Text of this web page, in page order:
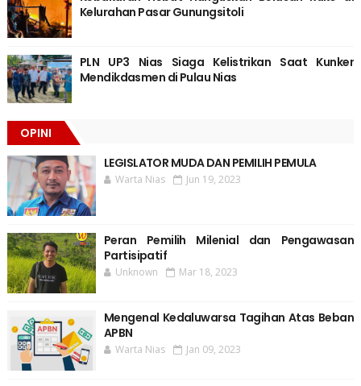
Kelurahan Pasar Gunungsitoli
PLN UP3 Nias Siaga Kelistrikan Saat Kunker
Mendikdasmen di Pulau Nias
OPINI
LEGISLATOR MUDA DAN PEMILIH PEMULA
Warta Nias Jun 19, 2023
Peran Pemilih Milenial dan Pengawasan
Partisipatif
Unknown Mar 18, 2023
Mengenal Kedaluwarsa Tagihan Atas Beban
APBN
Warta Nias Jan 09, 2023